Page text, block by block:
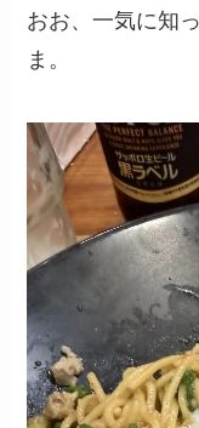
おお、一気に知
ま。